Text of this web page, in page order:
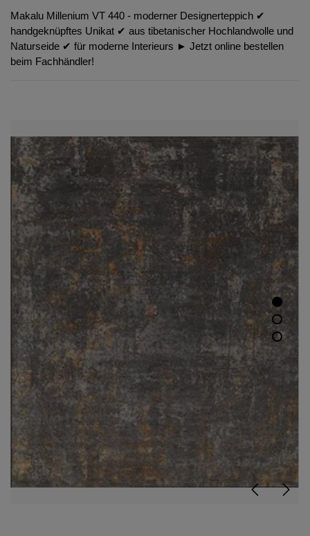
Makalu Millenium VT 440 - moderner Designerteppich ✔︎
handgeknüpftes Unikat ✔︎ aus tibetanischer Hochlandwolle und
Naturseide ✔︎ für moderne Interieurs ► Jetzt online bestellen
beim Fachhändler!